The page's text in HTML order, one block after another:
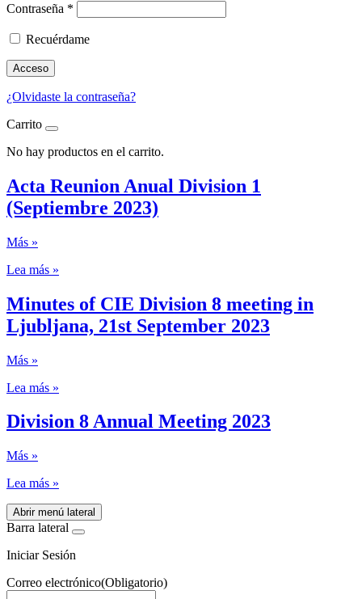
Contraseña *
Recuérdame
Acceso
¿Olvidaste la contraseña?
Carrito
No hay productos en el carrito.
Acta Reunion Anual Division 1
(Septiembre 2023)
Más »
Lea más »
Minutes of CIE Division 8 meeting in
Ljubljana, 21st September 2023
Más »
Lea más »
Division 8 Annual Meeting 2023
Más »
Lea más »
Abrir menú lateral
Barra lateral
Iniciar Sesión
Correo electrónico(Obligatorio)